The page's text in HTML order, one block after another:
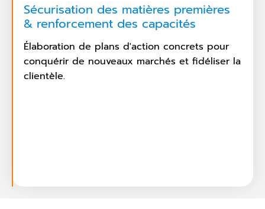
Sécurisation des matières premières
& renforcement des capacités
Élaboration de plans d'action concrets pour
conquérir de nouveaux marchés et fidéliser la
clientèle.